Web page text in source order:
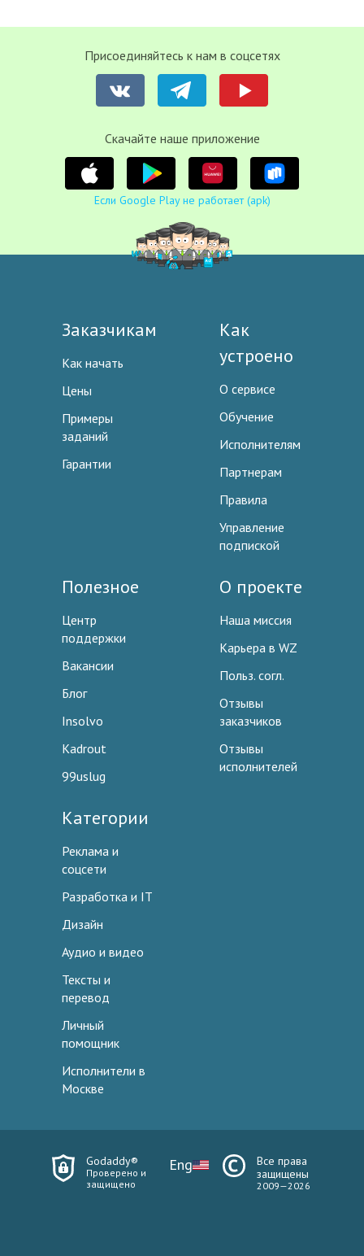
Присоединяйтесь к нам в соцсетях
Cкачайте наше приложение
Если Google Play не работает (apk)
Заказчикам
Как начать
Цены
Примеры
заданий
Гарантии
Как
устроено
О сервисе
Обучение
Исполнителям
Партнерам
Правила
Управление
подпиской
Полезное
Центр
поддержки
Вакансии
Блог
Insolvo
Kadrout
99uslug
О проекте
Наша миссия
Карьера в WZ
Польз. согл.
Отзывы
заказчиков
Отзывы
исполнителей
Категории
Реклама и
соцсети
Разработка и IT
Дизайн
Аудио и видео
Тексты и
перевод
Личный
помощник
Исполнители в
Москве
Godaddy®
Проверено и
защищено
Eng
Все права
защищены
2009—2026